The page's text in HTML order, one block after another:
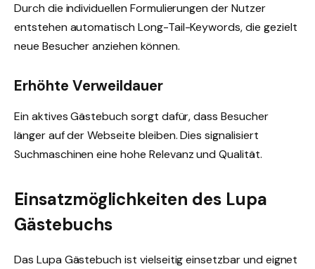
Durch die individuellen Formulierungen der Nutzer
entstehen automatisch Long-Tail-Keywords, die gezielt
neue Besucher anziehen können.
Erhöhte Verweildauer
Ein aktives Gästebuch sorgt dafür, dass Besucher
länger auf der Webseite bleiben. Dies signalisiert
Suchmaschinen eine hohe Relevanz und Qualität.
Einsatzmöglichkeiten des Lupa
Gästebuchs
Das Lupa Gästebuch ist vielseitig einsetzbar und eignet